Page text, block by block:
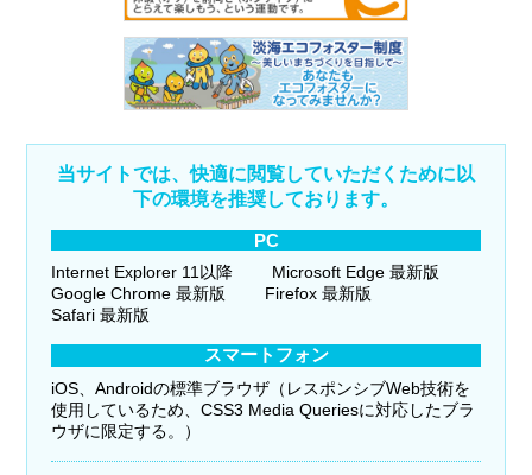
当サイトでは、快適に閲覧していただくために以
下の環境を推奨しております。
PC
Internet Explorer 11以降
Microsoft Edge 最新版
Google Chrome 最新版
Firefox 最新版
Safari 最新版
スマートフォン
iOS、Androidの標準ブラウザ（レスポンシブWeb技術を
使用しているため、CSS3 Media Queriesに対応したブラ
ウザに限定する。）